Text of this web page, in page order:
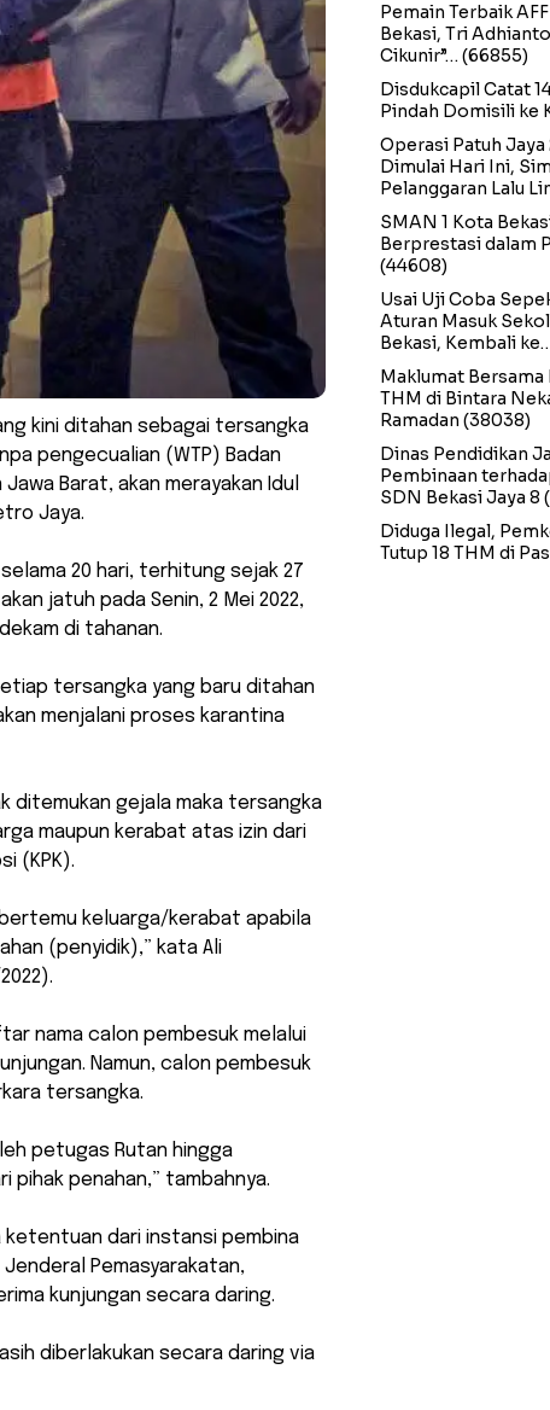
kini ditahan sebagai tersangka
pengecualian (WTP) Badan
Barat, akan merayakan Idul
Jaya.
20 hari, terhitung sejak 27
jatuh pada Senin, 2 Mei 2022,
di tahanan.
tersangka yang baru ditahan
menjalani proses karantina
ditemukan gejala maka tersangka
maupun kerabat atas izin dari
(KPK).
keluarga/kerabat apabila
(penyidik),” kata Ali
nama calon pembesuk melalui
Namun, calon pembesuk
tersangka.
petugas Rutan hingga
penahan,” tambahnya.
ketentuan dari instansi pembina
Pemasyarakatan,
kunjungan secara daring.
diberlakukan secara daring via
Pemain Terbaik
Bekasi, Tri
Cikunir”… (66855)
Disdukcapil Catat
Pindah Domisili ke
Operasi Patuh Jaya
Dimulai Hari Ini,
Pelanggaran Lalu
SMAN 1 Kota
Berprestasi dalam
(44608)
Usai Uji Coba
Aturan Masuk
Bekasi, Kembali
Maklumat
THM di Bintara
Ramadan (38038)
Dinas Pendidikan
Pembinaan
SDN Bekasi Jaya 8
Diduga Ilegal,
Tutup 18 THM di